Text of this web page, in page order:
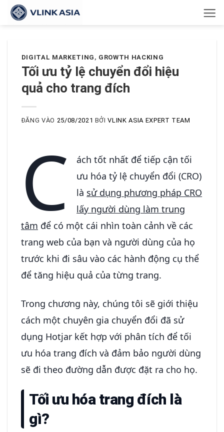
Bỏ
qua
DIGITAL MARKETING , GROWTH HACKING
Tối ưu tỷ lệ chuyển đổi hiệu
quả cho trang đích
ĐĂNG VÀO 25/08/2021 BỞIVLINK ASIA EXPERT TEAM
C
ách tốt nhất để tiếp cận tối
ưu hóa tỷ lệ chuyển đổi (CRO)
là sử dụng phương pháp CRO
lấy người dùng làm trung
tâm để có một cái nhìn toàn cảnh về các
trang web của bạn và người dùng của họ
trước khi đi sâu vào các hành động cụ thể
để tăng hiệu quả của từng trang.
Trong chương này, chúng tôi sẽ giới thiệu
cách một chuyên gia chuyển đổi đã sử
dụng Hotjar kết hợp với phân tích để tối
ưu hóa trang đích và đảm bảo người dùng
sẽ đi theo đường dẫn được đặt ra cho họ.
Tối ưu hóa trang đích là
gì?